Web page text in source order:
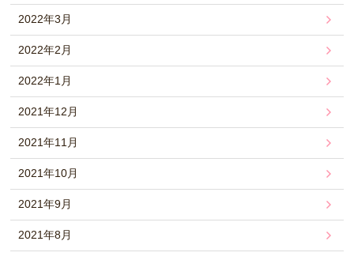
2022年3月
2022年2月
2022年1月
2021年12月
2021年11月
2021年10月
2021年9月
2021年8月